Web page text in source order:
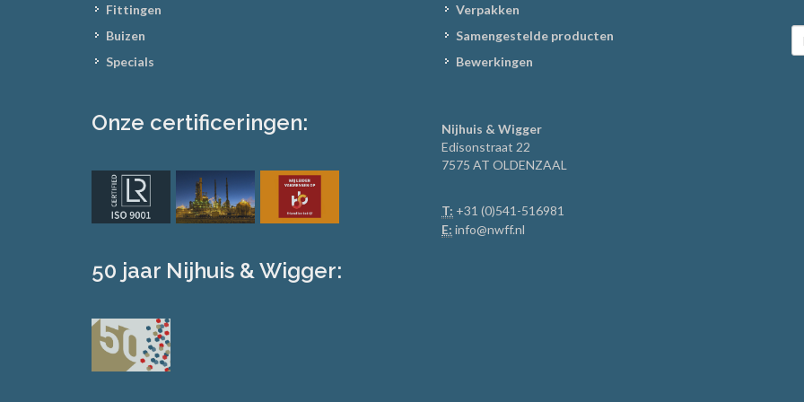
Fittingen
Buizen
Specials
Onze certificeringen:
50 jaar Nijhuis & Wigger:
Verpakken
Samengestelde producten
Bewerkingen
Nijhuis & Wigger
Edisonstraat 22
7575 AT OLDENZAAL
T: +31 (0)541-516981
E: info@nwff.nl